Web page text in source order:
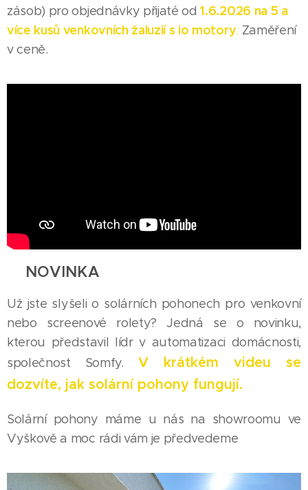
zásob) pro objednávky přijaté od1.6.2026 na 5 a
více kusů venkovních žaluzií s io motory. Zaměření
v ceně.
NOVINKA
Už jste slyšeli o solárních pohonech pro venkovní
nebo screenové rolety? Jedná se o novinku,
kterou představil lídr v automatizaci domácnosti,
společnost Somfy. V krátkém videu se
dozvíte, jak solární pohony fungují.
Solární pohony máme u nás na showroomu ve
Vyškově a moc rádi vám je předvedeme👍🏻